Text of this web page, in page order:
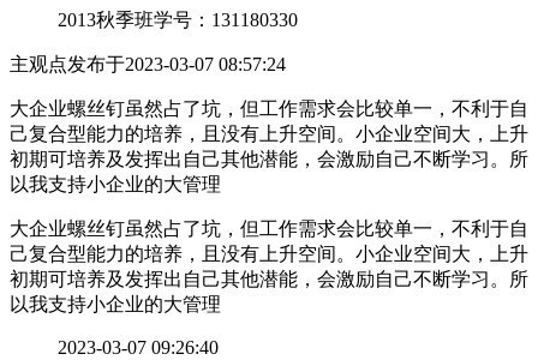
2013秋季班学号：131180330
主观点发布于2023-03-07 08:57:24
大企业螺丝钉虽然占了坑，但工作需求会比较单一，不利于自
己复合型能力的培养，且没有上升空间。小企业空间大，上升
初期可培养及发挥出自己其他潜能，会激励自己不断学习。所
以我支持小企业的大管理
大企业螺丝钉虽然占了坑，但工作需求会比较单一，不利于自
己复合型能力的培养，且没有上升空间。小企业空间大，上升
初期可培养及发挥出自己其他潜能，会激励自己不断学习。所
以我支持小企业的大管理
2023-03-07 09:26:40